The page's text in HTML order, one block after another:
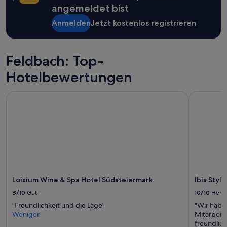
angemeldet bist
AnmeldenJetzt kostenlos registrieren
Feldbach: Top-
Hotelbewertungen
Loisium Wine & Spa Hotel Südsteiermark
8/10 Gut
"Freundlichkeit und die Lage"
Weniger
Ibis
10/10
"Wir